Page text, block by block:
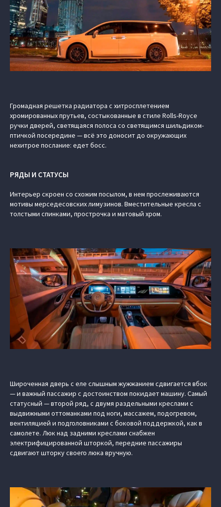
Громадная решетка радиатора с хитросплетением
хромированных прутьев, состыкованные в стиле Rolls-Royce
ручки дверей, светящаяся полоса со светящимся шильдиком-
птичкой посередине — всё это доносит до окружающих
нехитрое послание: едет босс.
РЯДЫ И СТАТУСЫ
Интерьер скроен со схожим посылом, в нем прослеживаются
мотивы мерседесовских лимузинов. Вместительные кресла с
толстыми спинками, прострочка и матовый хром.
Широченная дверь с еле слышным жужжанием сдвигается вбок
— и важный пассажир с достоинством покидает машину. Самый
статусный — второй ряд, с двумя раздельными креслами с
выдвижными оттоманками под ноги, массажем, подогревом,
вентиляцией и подголовниками с боковой поддержкой, как в
самолете. Люк над задними креслами снабжен
электрифицированной шторкой, передние пассажиры
сдвигают шторку своего люка вручную.